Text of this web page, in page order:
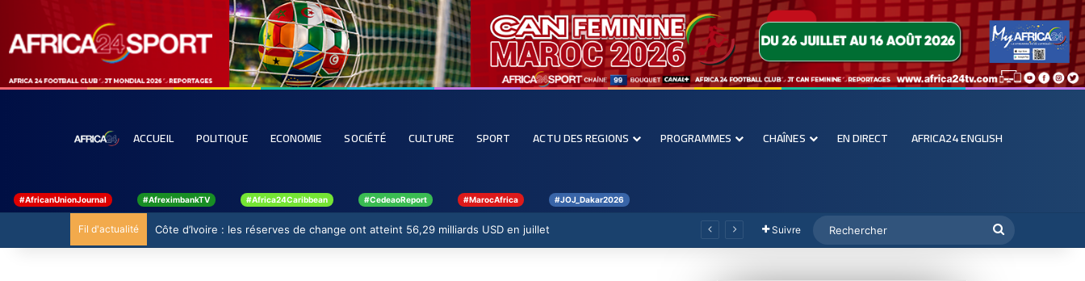
ACCUEIL POLITIQUE ECONOMIE SOCIÉTÉ CULTURE SPORT ACTU DES REGIONS PROGRAMMES CHAÎNES EN DIRECT AFRICA24 ENGLISH
#AfricanUnionJournal #AfreximbankTV #Africa24Caribbean #CedeaoReport #MarocAfrica #JOJ_Dakar2026
Fil d'actualité Côte d’Ivoire : les réserves de change ont atteint 56,29 milliards USD en juillet Suivre